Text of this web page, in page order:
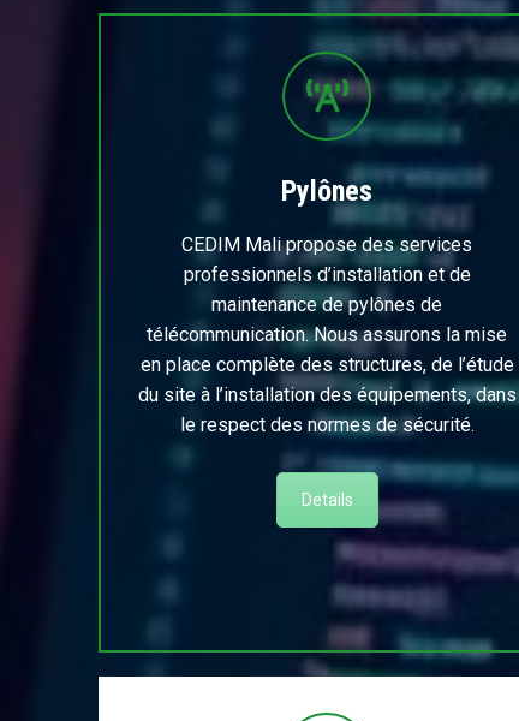
Pylônes
CEDIM Mali propose des services
professionnels d’installation et de
maintenance de pylônes de
télécommunication. Nous assurons la mise
en place complète des structures, de l’étude
du site à l’installation des équipements, dans
le respect des normes de sécurité.
Details